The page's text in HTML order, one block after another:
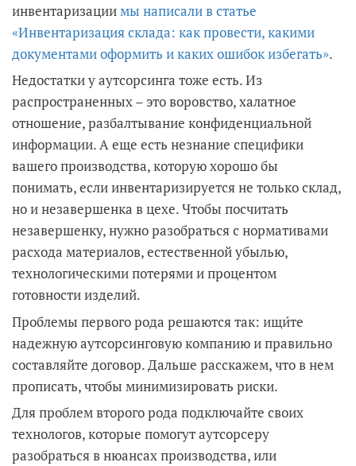
инвентаризациимы написали в статье
«Инвентаризация склада: как провести, какими
документами оформить и каких ошибок избегать».
Недостатки у аутсорсинга тоже есть. Из
распространенных – это воровство, халатное
отношение, разбалтывание конфиденциальной
информации. А еще есть незнание специфики
вашего производства, которую хорошо бы
понимать, если инвентаризируется не только склад,
но и незавершенка в цехе. Чтобы посчитать
незавершенку, нужно разобраться с нормативами
расхода материалов, естественной убылью,
технологическими потерями и процентом
готовности изделий.
Проблемы первого рода решаются так: ищи́те
надежную аутсорсинговую компанию и правильно
составляйте договор. Дальше расскажем, что в нем
прописать, чтобы минимизировать риски.
Для проблем второго рода подключайте своих
технологов, которые помогут аутсорсеру
разобраться в нюансах производства, или